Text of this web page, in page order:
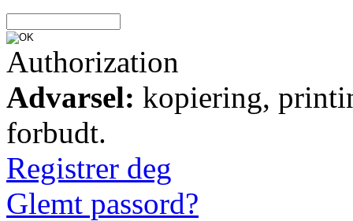
Authorization
Advarsel: kopiering,
forbudt.
Registrer deg
Glemt passord?